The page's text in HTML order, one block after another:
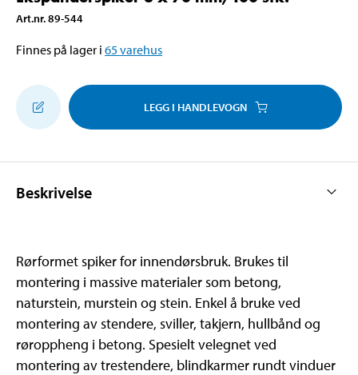
Art.nr.89-544
Finnes på lager i 65varehus
LEGG I HANDLEVOGN
Beskrivelse
Rørformet spiker for innendørsbruk. Brukes til
montering i massive materialer som betong,
naturstein, murstein og stein. Enkel å bruke ved
montering av stendere, sviller, takjern, hullbånd og
røroppheng i betong. Spesielt velegnet ved
montering av trestendere, blindkarmer rundt vinduer